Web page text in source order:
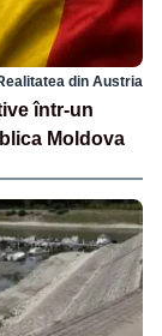
din Austria
într-un
Moldova